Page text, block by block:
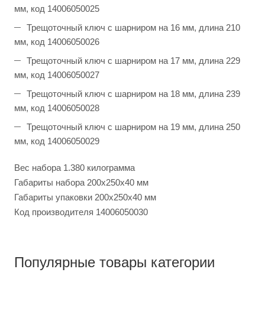
мм, код 14006050025
Трещоточный ключ с шарниром на 16 мм, длина 210
мм, код 14006050026
Трещоточный ключ с шарниром на 17 мм, длина 229
мм, код 14006050027
Трещоточный ключ с шарниром на 18 мм, длина 239
мм, код 14006050028
Трещоточный ключ с шарниром на 19 мм, длина 250
мм, код 14006050029
Вес набора 1.380 килограмма
Габариты набора 200x250x40 мм
Габариты упаковки 200x250x40 мм
Код производителя 14006050030
Популярные товары категории